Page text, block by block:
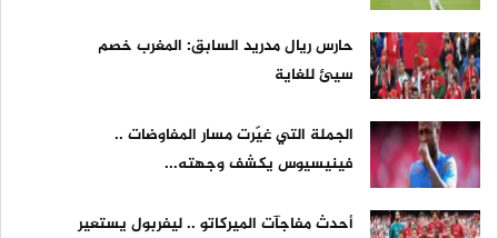
حارس ريال مدريد السابق: المغرب خصم
سيئ للغاية
الجملة التي غيّرت مسار المفاوضات ..
فينيسيوس يكشف وجهته...
أحدث مفاجآت الميركاتو .. ليفربول يستعير